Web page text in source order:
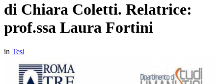
di Chiara Coletti. Relatrice:
prof.ssa Laura Fortini
in Tesi